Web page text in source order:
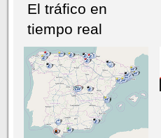
NÚMERO ACTUALHEMEROTECA
El tráfico en
tiempo real